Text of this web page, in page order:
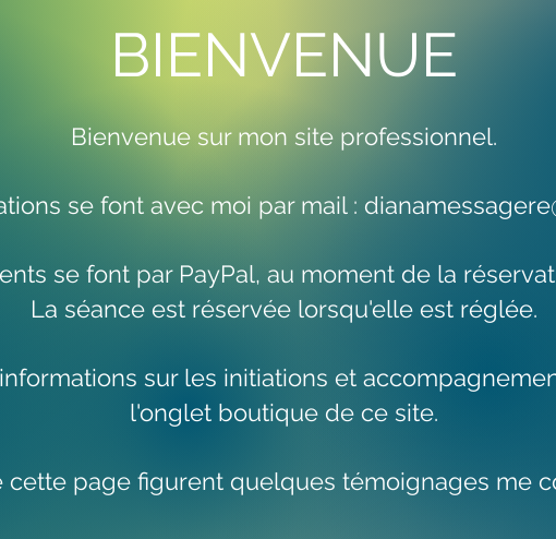
BIENVENUE
​Bienvenue sur mon site professionnel.
se font avec moi par mail :
se font par PayPal, au moment de la
La séance est réservée lorsqu'elle est réglée.
sur les initiations et
l'onglet boutique de ce site.
cette page figurent quelques témoignages me